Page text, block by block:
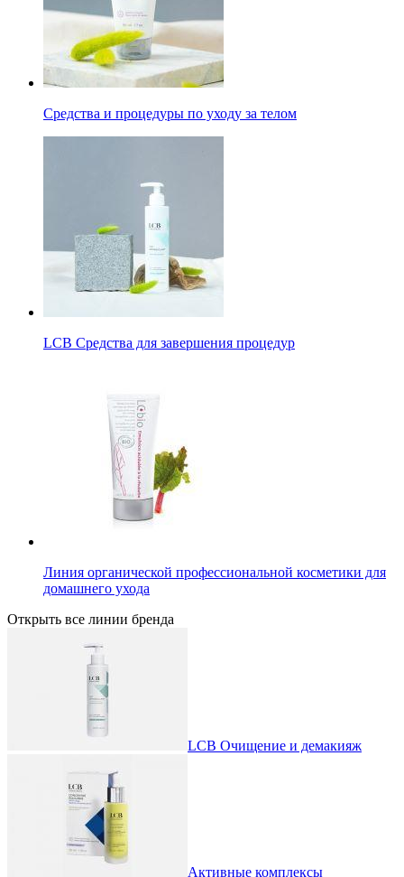
Средства и процедуры по уходу за телом
LCB Средства для завершения процедур
Линия органической профессиональной косметики для
домашнего ухода
Открыть все линии бренда
LCB Очищение и демакияж
Активные комплексы